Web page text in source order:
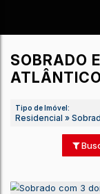
SOBRADO
Tipo de Imóvel: